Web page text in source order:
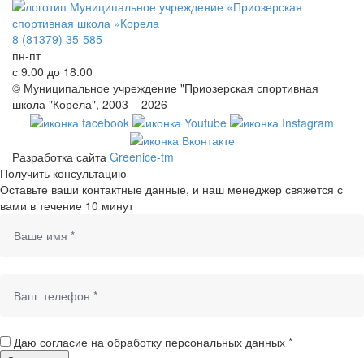
8 (81379) 35-585
пн-пт
с 9.00 до 18.00
© Муниципальное учреждение "Приозерская спортивная
школа "Корела", 2003 – 2026
Разработка сайта Greenice-tm
Получить консультацию
Оставьте ваши контактные данные, и наш менеджер свяжется с
вами в течение 10 минут
Даю согласие на обработку персональных данных *